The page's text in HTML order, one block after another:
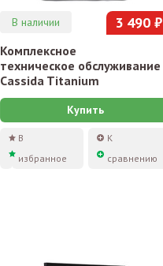
В наличии 3 490 ₽
Комплексное
техническое обслуживание
Cassida Titanium
Купить
В
избранное
К
сравнению